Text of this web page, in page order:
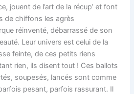
jouent de l’art de la récup’ et font
de chiffons les agrès
réinventé, débarrassé de son
Leur univers est celui de la
feinte, de ces petits riens
rien, ils disent tout ! Ces ballots
soupesés, lancés sont comme
pesant, parfois rassurant. Il